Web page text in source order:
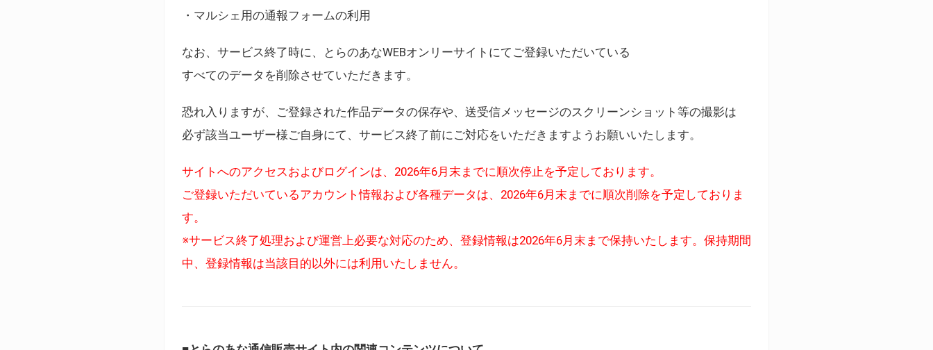
・マルシェ用の通報フォームの利用
なお、サービス終了時に、とらのあなWEBオンリーサイトにてご登録いただいている
すべてのデータを削除させていただきます。
恐れ入りますが、ご登録された作品データの保存や、送受信メッセージのスクリーンショット等の撮影は
必ず該当ユーザー様ご自身にて、サービス終了前にご対応をいただきますようお願いいたします。
サイトへのアクセスおよびログインは、2026年6月末までに順次停止を予定しております。
ご登録いただいているアカウント情報および各種データは、2026年6月末までに順次削除を予定しておりま
す。
※サービス終了処理および運営上必要な対応のため、登録情報は2026年6月末まで保持いたします。保持期間
中、登録情報は当該目的以外には利用いたしません。